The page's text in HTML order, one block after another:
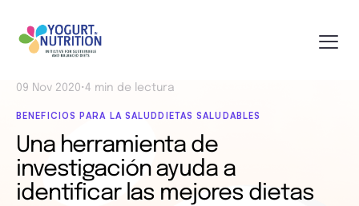
09 Nov 2020•4 min de lectura
BENEFICIOS PARA LA SALUD DIETAS SALUDABLES
Una herramienta de
investigación ayuda a
identificar las mejores dietas